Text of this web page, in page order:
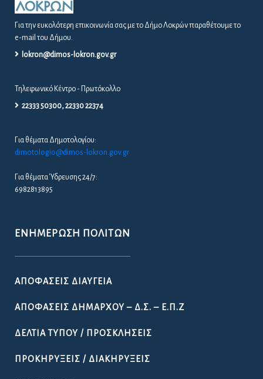
Για την ευκολότερη επικοινωνία σας με το Δήμο Λοκρών παραθέτουμε το
e-mail του Δήμου.
lokron@dimos-lokron.gov.gr
Τηλεφωνικό Κέντρο - Πρωτόκολλο
22333 50300, 22330 22374
Για θέματα Δημοτολογίου:
dimotologio@dimos-lokron.gov.gr
Για θέματα Ύδρευσης 24/7:
6982813895
ΕΝΗΜΈΡΩΣΗ ΠΟΛΙΤΏΝ
ΑΠΟΦΆΣΕΙΣ ΔΙΑΎΓΕΙΑ
ΑΠΟΦΆΣΕΙΣ ΔΗΜΆΡΧΟΥ – Δ.Σ. – Ε.Π.Ζ
ΔΕΛΤΊΑ ΤΎΠΟΥ / ΠΡΟΣΚΛΉΣΕΙΣ
ΠΡΟΚΗΡΎΞΕΙΣ / ΔΙΑΚΗΡΎΞΕΙΣ